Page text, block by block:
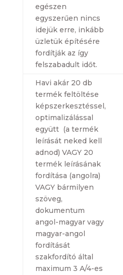
egészen
egyszerűen nincs
idejük erre, inkább
üzletük építésére
fordítják az így
felszabadult időt.
Havi akár 20 db
termék feltöltése
képszerkesztéssel,
optimalizálással
együtt (a termék
leírását neked kell
adnod) VAGY 20
termék leírásának
fordítása (angolra)
VAGY bármilyen
szöveg,
dokumentum
angol-magyar vagy
magyar-angol
fordítását
szakfordító által
maximum 3 A/4-es